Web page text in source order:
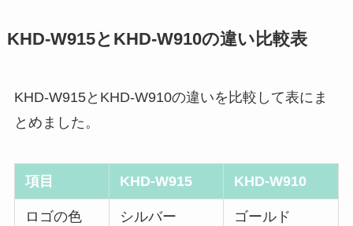
KHD-W915とKHD-W910の違い比較表
KHD-W915とKHD-W910の違いを比較して表にま
とめました。
項目 KHD-W915 KHD-W910
ロゴの色 シルバー ゴールド